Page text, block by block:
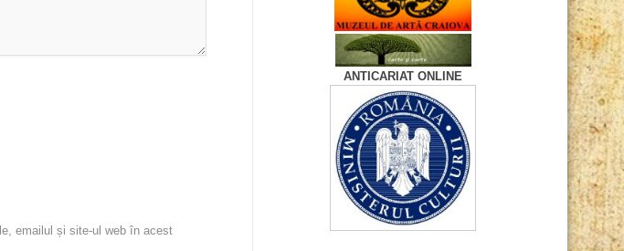
emailul și site-ul web în acest
ANTICARIAT ONLINE